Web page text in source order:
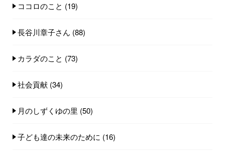
ココロのこと (19)
長谷川章子さん (88)
カラダのこと (73)
社会貢献 (34)
月のしずくゆの里 (50)
子ども達の未来のために (16)